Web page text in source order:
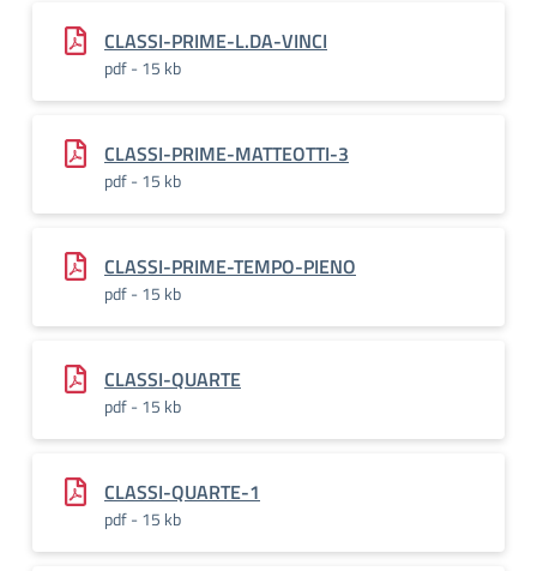
CLASSI-PRIME-L.DA-VINCI
pdf - 15 kb
CLASSI-PRIME-MATTEOTTI-3
pdf - 15 kb
CLASSI-PRIME-TEMPO-PIENO
pdf - 15 kb
CLASSI-QUARTE
pdf - 15 kb
CLASSI-QUARTE-1
pdf - 15 kb